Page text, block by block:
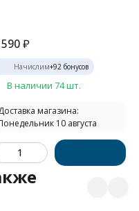
₽
Начислим+92 бонусов
В наличии 74 шт.
магазина:
10 августа